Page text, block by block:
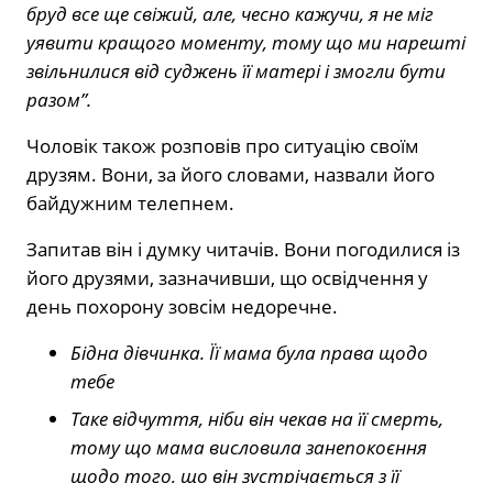
бруд все ще свіжий, але, чесно кажучи, я не міг
уявити кращого моменту, тому що ми нарешті
звільнилися від суджень її матері і змогли бути
разом”.
Чоловік також розповів про ситуацію своїм
друзям. Вони, за його словами, назвали його
байдужним телепнем.
Запитав він і думку читачів. Вони погодилися із
його друзями, зазначивши, що освідчення у
день похорону зовсім недоречне.
Бідна дівчинка. Її мама була права щодо
тебе
Таке відчуття, ніби він чекав на її смерть,
тому що мама висловила занепокоєння
щодо того, що він зустрічається з її